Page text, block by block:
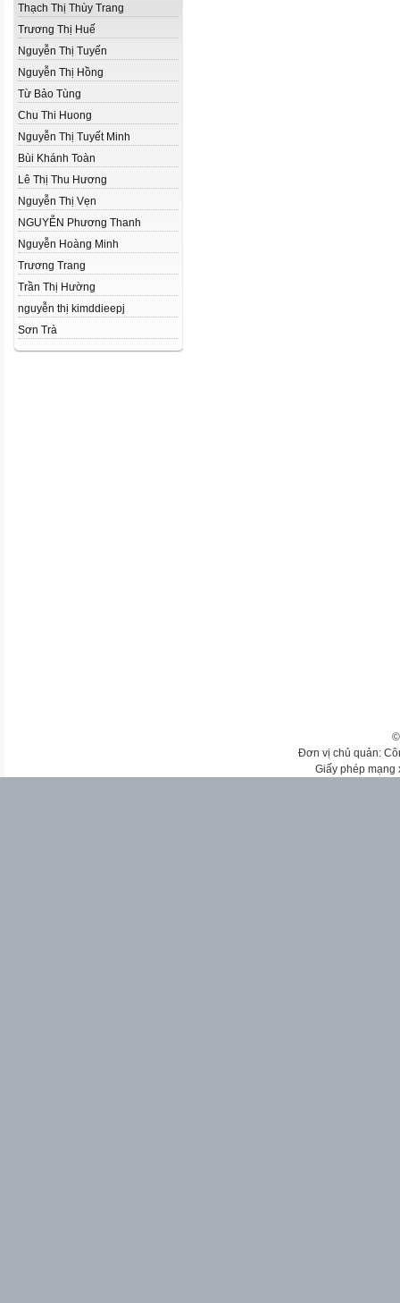
Thạch Thị Thùy Trang
Trương Thị Huế
Nguyễn Thị Tuyến
Nguyễn Thị Hồng
Từ Bảo Tùng
Chu Thi Huong
Nguyễn Thị Tuyết Minh
Bùi Khánh Toàn
Lê Thị Thu Hương
Nguyễn Thị Vẹn
NGUYỄN Phương Thanh
Nguyễn Hoàng Minh
Trương Trang
Trần Thị Hường
nguyễn thị kimddieepj
Sơn Trà
Đơn vị chủ quản:
Giấy phép mạng